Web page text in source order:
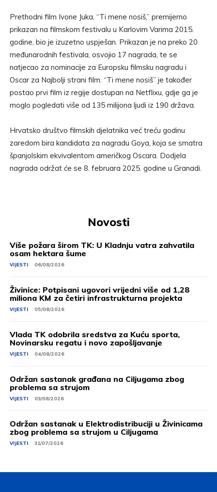
Prethodni film Ivone Juka, “Ti mene nosiš,” premijerno
prikazan na filmskom festivalu u Karlovim Varima 2015.
godine, bio je izuzetno uspješan. Prikazan je na preko 20
međunarodnih festivala, osvojio 17 nagrada, te se
natjecao za nominacije za Europsku filmsku nagradu i
Oscar za Najbolji strani film. “Ti mene nosiš” je također
postao prvi film iz regije dostupan na Netflixu, gdje ga je
moglo pogledati više od 135 milijona ljudi iz 190 država.
Hrvatsko društvo filmskih djelatnika već treću godinu
zaredom bira kandidata za nagradu Goya, koja se smatra
španjolskim ekvivalentom američkog Oscara. Dodjela
nagrada održat će se 8. februara 2025. godine u Granadi.
Novosti
Više požara širom TK: U Kladnju vatra zahvatila
osam hektara šume
VIJESTI 06/08/2026
Živinice: Potpisani ugovori vrijedni više od 1,28
miliona KM za četiri infrastrukturna projekta
VIJESTI 05/08/2026
Vlada TK odobrila sredstva za Kuću sporta,
Novinarsku regatu i novo zapošljavanje
VIJESTI 04/08/2026
Održan sastanak građana na Ciljugama zbog
problema sa strujom
VIJESTI 03/08/2026
Održan sastanak u Elektrodistribuciji u Živinicama
zbog problema sa strujom u Ciljugama
VIJESTI 31/07/2026